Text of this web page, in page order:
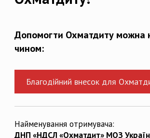
Допомогти Охматдиту можна
чином:
Благодійний внесок для
Найменування отримувача:
ДНП «НДСЛ «Охматдит» МОЗ